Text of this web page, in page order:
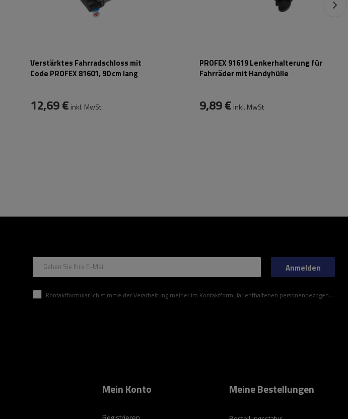
Verstärktes Fahrradschloss mit
Code PROFEX 81601, 90 cm lang
12,69 € inkl. MwSt
PROFEX 91619 Lenkerhalterung für
Fahrräder mit Handyhülle
9,89 € inkl. MwSt
Geben Sie Ihre E-Mail
Kontaktformular Ich stimme der Verarbeitung meiner im Kontaktformular enthaltenen personenbezogenen Daten gemäß der Verordnung (EU) des Europäischen Parlaments und des Rates zu.
Anmelden
Mein Konto Meine Bestellungen